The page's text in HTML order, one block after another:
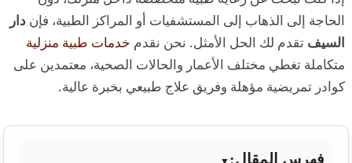
الحاجة إلى الذهاب إلى المستشفيات أو المراكز الطبية، فإندار
السيف تقدم لك الحل الأمثل. نحن نقدم خدمات طبية منزلية
متكاملة تغطي مختلف الأعمار والحالات الصحية، معتمدين على
كوادر تمريضية مؤهلة وفريق علاج طبيعي بخبرة عالية.
فهرس المقال: